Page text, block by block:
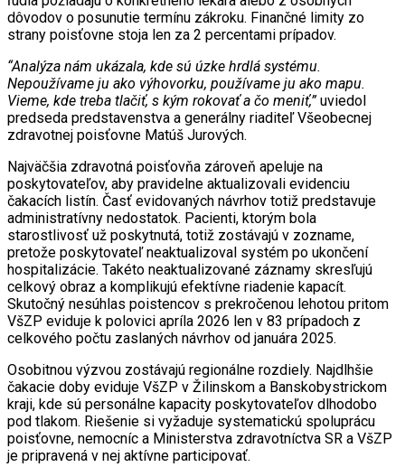
dôvodov o posunutie termínu zákroku. Finančné limity zo
strany poisťovne stoja len za 2 percentami prípadov.
“Analýza nám ukázala, kde sú úzke hrdlá systému.
Nepoužívame ju ako výhovorku, používame ju ako mapu.
Vieme, kde treba tlačiť, s kým rokovať a čo meniť,”uviedol
predseda predstavenstva a generálny riaditeľ Všeobecnej
zdravotnej poisťovne Matúš Jurových.
Najväčšia zdravotná poisťovňa zároveň apeluje na
poskytovateľov, aby pravidelne aktualizovali evidenciu
čakacích listín. Časť evidovaných návrhov totiž predstavuje
administratívny nedostatok. Pacienti, ktorým bola
starostlivosť už poskytnutá, totiž zostávajú v zozname,
pretože poskytovateľ neaktualizoval systém po ukončení
hospitalizácie. Takéto neaktualizované záznamy skresľujú
celkový obraz a komplikujú efektívne riadenie kapacít.
Skutočný nesúhlas poistencov s prekročenou lehotou pritom
VšZP eviduje k polovici apríla 2026 len v 83 prípadoch z
celkového počtu zaslaných návrhov od januára 2025.
Osobitnou výzvou zostávajú regionálne rozdiely. Najdlhšie
čakacie doby eviduje VšZP v Žilinskom a Banskobystrickom
kraji, kde sú personálne kapacity poskytovateľov dlhodobo
pod tlakom. Riešenie si vyžaduje systematickú spoluprácu
poisťovne, nemocníc a Ministerstva zdravotníctva SR a VšZP
je pripravená v nej aktívne participovať.